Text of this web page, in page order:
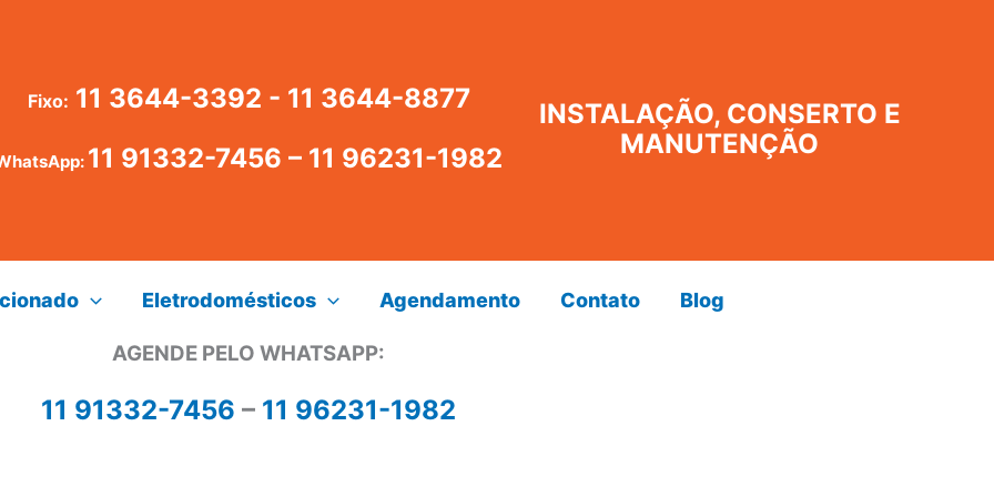
Fixo: 11 3644-3392 - 11 3644-8877
11 91332-7456 – 11 96231-1982
INSTALAÇÃO, CONSERTO E
MANUTENÇÃO
Eletrodomésticos Agendamento Contato Blog
AGENDE PELO WHATSAPP:
11 91332-7456 – 11 96231-1982